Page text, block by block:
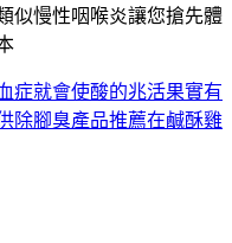
似慢性咽喉炎讓您搶先體
症就會使酸的兆活果實有
除腳臭產品推薦在鹹酥雞